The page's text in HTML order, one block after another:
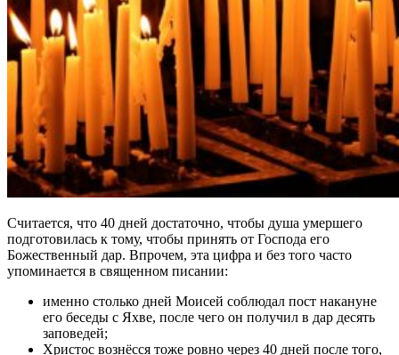
Считается, что 40 дней достаточно, чтобы душа умершего
подготовилась к тому, чтобы принять от Господа его
Божественный дар. Впрочем, эта цифра и без того часто
упоминается в священном писании:
именно столько дней Моисей соблюдал пост накануне
его беседы с Яхве, после чего он получил в дар десять
заповедей;
Христос вознёсся тоже ровно через 40 дней после того,